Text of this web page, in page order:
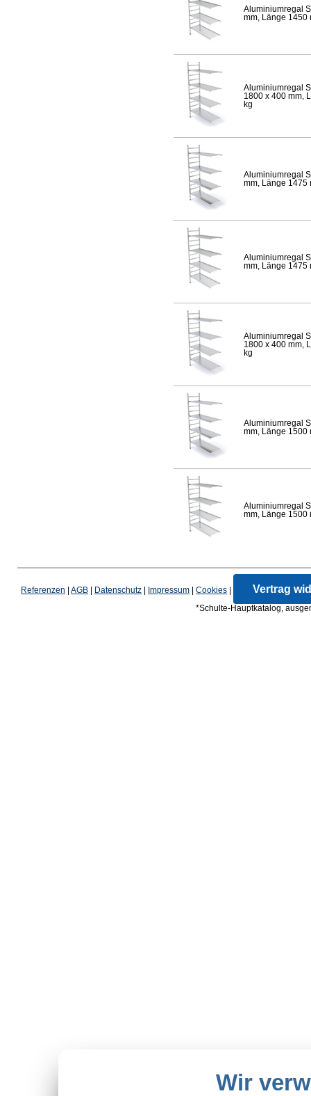
Aluminiumregal
mm, Länge 1450
Aluminiumregal
1800 x 400 mm,
kg
Aluminiumregal
mm, Länge 1475
Aluminiumregal
mm, Länge 1475
Aluminiumregal
1800 x 400 mm,
kg
Aluminiumregal
mm, Länge 1500
Aluminiumregal
mm, Länge 1500
Referenzen AGB Datenschutz Impressum Cookies Vertrag
*Schulte-Hauptkatalog,
Wir